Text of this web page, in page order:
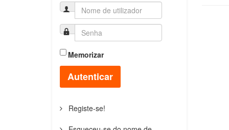
Memorizar
Autenticar
Registe-se!